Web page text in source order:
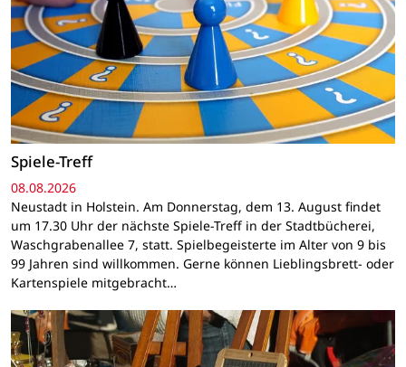
Spiele-Treff
08.08.2026
Neustadt in Holstein. Am Donnerstag, dem 13. August findet
um 17.30 Uhr der nächste Spiele-Treff in der Stadtbücherei,
Waschgrabenallee 7, statt. Spielbegeisterte im Alter von 9 bis
99 Jahren sind willkommen. Gerne können Lieblingsbrett- oder
Kartenspiele mitgebracht…